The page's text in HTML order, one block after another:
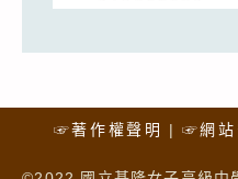
☞著作權聲明 ☞網站